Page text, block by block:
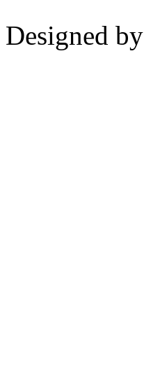
Designed by